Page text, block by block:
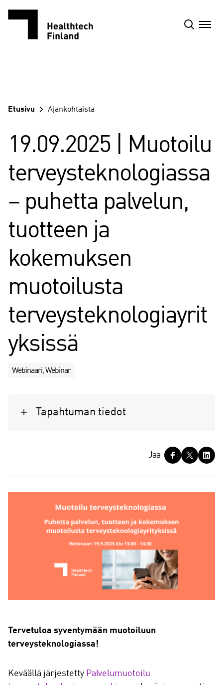
Etusivu Ajankohtaista
19.09.2025 | Muotoilu
terveysteknologiassa
– puhetta palvelun,
tuotteen ja
kokemuksen
muotoilusta
terveysteknologiayrit
yksissä
Webinaari, Webinar
Tapahtuman tiedot
a
Jaa
Tervetuloa syventymään muotoiluun
terveysteknologiassa!
Keväällä järjestetty Palvelumuotoilu